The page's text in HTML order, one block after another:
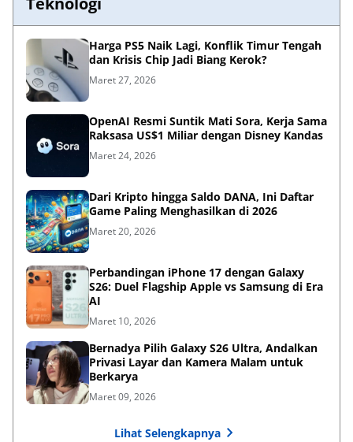
Harga PS5 Naik Lagi, Konflik Timur Tengah
dan Krisis Chip Jadi Biang Kerok?
Maret 27, 2026
OpenAI Resmi Suntik Mati Sora, Kerja Sama
Raksasa US$1 Miliar dengan Disney Kandas
Maret 24, 2026
Dari Kripto hingga Saldo DANA, Ini Daftar
Game Paling Menghasilkan di 2026
Maret 20, 2026
Perbandingan iPhone 17 dengan Galaxy
S26: Duel Flagship Apple vs Samsung di Era
AI
Maret 10, 2026
Bernadya Pilih Galaxy S26 Ultra, Andalkan
Privasi Layar dan Kamera Malam untuk
Berkarya
Maret 09, 2026
Lihat Selengkapnya